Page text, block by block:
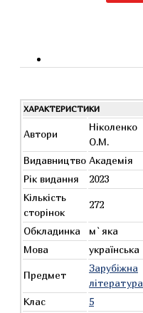
ХАРАКТЕРИСТИКИ
Автори
Ніколенко
О.М.
Видавництво Академія
Рік видання
2023
Кількість
сторінок
272
Обкладинка
м`яка
Мова
українська
Предмет
Зарубіжна
література
Клас
5